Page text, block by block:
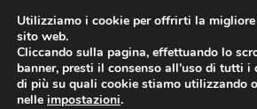
Vai
contenuto
Utilizziamo i cookie per offrirti la migliore
sito web.
Cliccando sulla pagina, effettuando lo
banner, presti il consenso all’uso di tutti i
di più su quali cookie stiamo utilizzando
nelle impostazioni.